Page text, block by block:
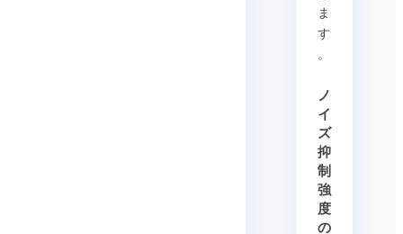
ま
す
。
ノ
イ
ズ
抑
制
強
度
の